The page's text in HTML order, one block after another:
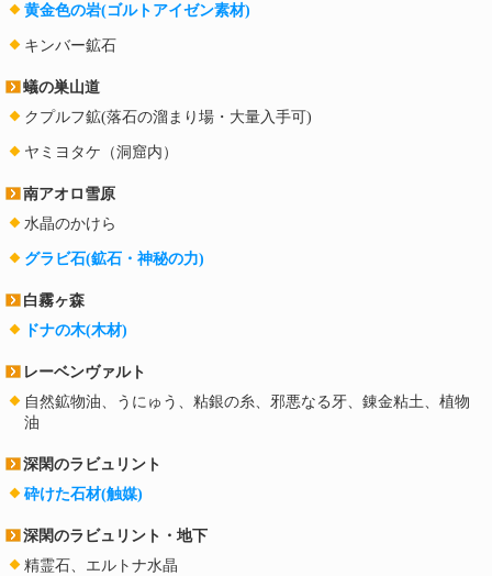
黄金色の岩(ゴルトアイゼン素材)
キンバー鉱石
蟻の巣山道
クプルフ鉱(落石の溜まり場・大量入手可)
ヤミヨタケ（洞窟内）
南アオロ雪原
水晶のかけら
グラビ石(鉱石・神秘の力)
白霧ヶ森
ドナの木(木材)
レーベンヴァルト
自然鉱物油、うにゅう、粘銀の糸、邪悪なる牙、錬金粘土、植物
油
深閑のラビュリント
砕けた石材(触媒)
深閑のラビュリント・地下
精霊石、エルトナ水晶